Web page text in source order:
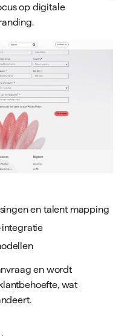
op digitale
en talent mapping
integratie
en wordt
wat